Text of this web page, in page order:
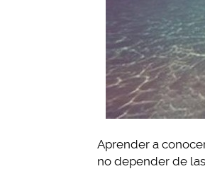
Aprender a
no depender de